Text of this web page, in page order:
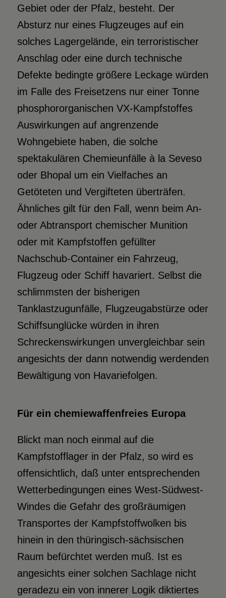
Gebiet oder der Pfalz, besteht. Der
Absturz nur eines Flugzeuges auf ein
solches Lagergelände, ein terroristischer
Anschlag oder eine durch technische
Defekte bedingte größere Leckage würden
im Falle des Freisetzens nur einer Tonne
phosphororganischen VX-Kampfstoffes
Auswirkungen auf angrenzende
Wohngebiete haben, die solche
spektakulären Chemieunfälle à la Seveso
oder Bhopal um ein Vielfaches an
Getöteten und Vergifteten überträfen.
Ähnliches gilt für den Fall, wenn beim An-
oder Abtransport chemischer Munition
oder mit Kampfstoffen gefüllter
Nachschub-Container ein Fahrzeug,
Flugzeug oder Schiff havariert. Selbst die
schlimmsten der bisherigen
Tanklastzugunfälle, Flugzeugabstürze oder
Schiffsunglücke würden in ihren
Schreckenswirkungen unvergleichbar sein
angesichts der dann notwendig werdenden
Bewältigung von Havariefolgen.
Für ein chemiewaffenfreies Europa
Blickt man noch einmal auf die
Kampfstofflager in der Pfalz, so wird es
offensichtlich, daß unter entsprechenden
Wetterbedingungen eines West-Südwest-
Windes die Gefahr des großräumigen
Transportes der Kampfstoffwolken bis
hinein in den thüringisch-sächsischen
Raum befürchtet werden muß. Ist es
angesichts einer solchen Sachlage nicht
geradezu ein von innerer Logik diktiertes